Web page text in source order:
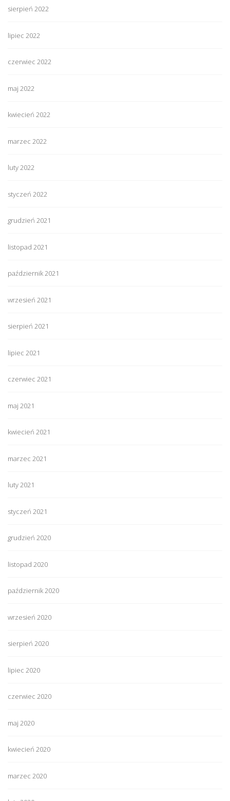
sierpień 2022
lipiec 2022
czerwiec 2022
maj 2022
kwiecień 2022
marzec 2022
luty 2022
styczeń 2022
grudzień 2021
listopad 2021
październik 2021
wrzesień 2021
sierpień 2021
lipiec 2021
czerwiec 2021
maj 2021
kwiecień 2021
marzec 2021
luty 2021
styczeń 2021
grudzień 2020
listopad 2020
październik 2020
wrzesień 2020
sierpień 2020
lipiec 2020
czerwiec 2020
maj 2020
kwiecień 2020
marzec 2020